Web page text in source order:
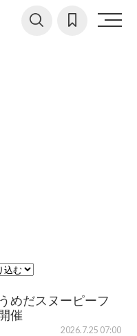
めだスヌーピーフ
催
2026.7.25 07:00